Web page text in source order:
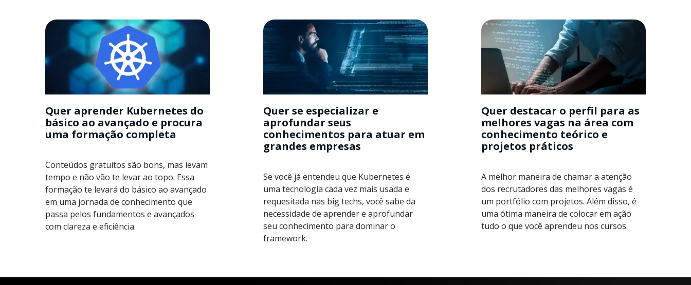
Quer aprender Kubernetes do
básico ao avançado e procura
uma formação completa
Conteúdos gratuitos são bons, mas levam
tempo e não vão te levar ao topo. Essa
formação te levará do básico ao avançado
em uma jornada de conhecimento que
passa pelos fundamentos e avançados
com clareza e eficiência.
Quer se especializar e
aprofundar seus
conhecimentos para atuar em
grandes empresas
Se você já entendeu que Kubernetes é
uma tecnologia cada vez mais usada e
requesitada nas big techs, você sabe da
necessidade de aprender e aprofundar
seu conhecimento para dominar o
framework.
Quer destacar o perfil para as
melhores vagas na área com
conhecimento teórico e
projetos práticos
A melhor maneira de chamar a atenção
dos recrutadores das melhores vagas é
um portfólio com projetos. Além disso, é
uma ótima maneira de colocar em ação
tudo o que você aprendeu nos cursos.